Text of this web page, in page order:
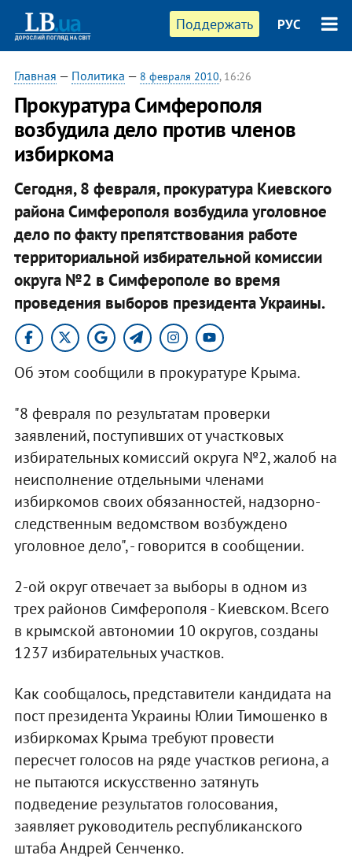
Поддержать РУС
Главная — Политика — 8 февраля 2010, 16:26
Прокуратура Симферополя
возбудила дело против членов
избиркома
Сегодня, 8 февраля, прокуратура Киевского
района Симферополя возбудила уголовное
дело по факту препятствования работе
территориальной избирательной комиссии
округа №2 в Симферополе во время
проведения выборов президента Украины.
Об этом сообщили в прокуратуре Крыма.
"8 февраля по результатам проверки
заявлений, поступивших от участковых
избирательных комиссий округа №2, жалоб на
неисполнение отдельными членами
избиркомов своих обязанностей, надзорно-
следственным ведомством возбуждено
уголовное дело", - говорится в сообщении.
2-ой округ отвечает за выборы в одном из
трех районов Симферополя - Киевском. Всего
в крымской автономии 10 округов, созданы
1237 избирательных участков.
Как сообщалось, представители кандидата на
пост президента Украины Юлии Тимошенко в
избиркомах Крыма требуют провести
пересчет голосов на ряде участков региона, а
не пытаются искусственно затянуть
подведение результатов голосования,
заявляет руководитель республиканского
штаба Андрей Сенченко.